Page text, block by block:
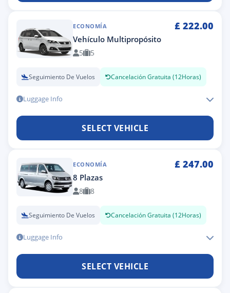
ECONOMÍA £ 222.00
Vehículo Multipropósito
5 5
Seguimiento De Vuelos Cancelación Gratuita (12Horas)
Luggage Info
SELECT VEHICLE
ECONOMÍA £ 247.00
8 Plazas
8 8
Seguimiento De Vuelos Cancelación Gratuita (12Horas)
Luggage Info
SELECT VEHICLE